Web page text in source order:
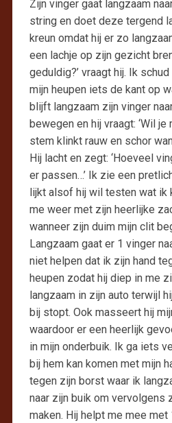
Zijn vinger gaat langzaam
string en doet deze tergend
kreun omdat hij er zo
een lachje op zijn gezicht
geduldig?’ vraagt hij. Ik
mijn heupen iets de kant op
blijft langzaam zijn vinger
bewegen en hij vraagt: ‘Wil je
stem klinkt rauw en schor
Hij lacht en zegt: ‘Hoeveel
er passen…’ Ik zie een
lijkt alsof hij wil testen wat ik
me weer met zijn heerlijke
wanneer zijn duim mijn clit
Langzaam gaat er 1 vinger
niet helpen dat ik zijn hand
heupen zodat hij diep in me
langzaam in zijn auto terwijl
bij stopt. Ook masseert hij
waardoor er een heerlijk
in mijn onderbuik. Ik ga iets
bij hem kan komen met mijn
tegen zijn borst waar ik
naar zijn buik om vervolgens
maken. Hij helpt me mee met